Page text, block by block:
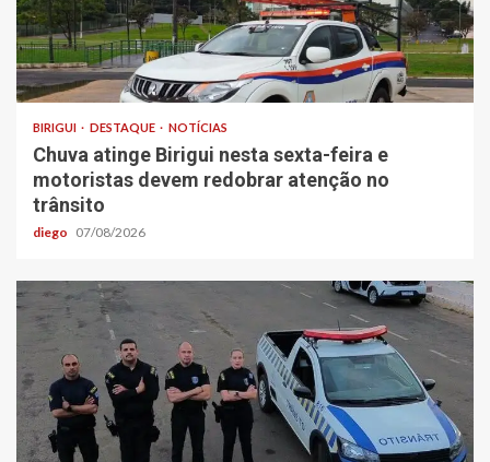
BIRIGUI DESTAQUE NOTÍCIAS
Chuva atinge Birigui nesta sexta-feira e
motoristas devem redobrar atenção no
trânsito
diego 07/08/2026